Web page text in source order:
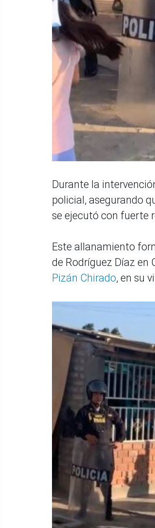
Durante la
policial, asegurando
se ejecutó con fuerte
Este allanamiento
de Rodríguez Díaz en
Pizán Chirado, en su